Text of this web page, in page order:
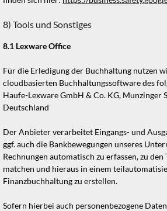
8) Tools und Sonstiges
8.1 Lexware Office
Für die Erledigung der Buchhaltung nutzen
cloudbasierten Buchhaltungssoftware des
Haufe-Lexware GmbH & Co. KG, Munzinger
Deutschland
Der Anbieter verarbeitet Eingangs- und
ggf. auch die Bankbewegungen unseres
Rechnungen automatisch zu erfassen, zu den
matchen und hieraus in einem
Finanzbuchhaltung zu erstellen.
Sofern hierbei auch personenbezogene